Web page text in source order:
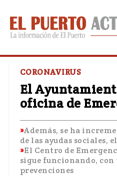
CORONAVIRUS
El
oficina de
Además, se ha
de las ayudas sociales,
El Centro de
sigue funcionando, con
prevenciones